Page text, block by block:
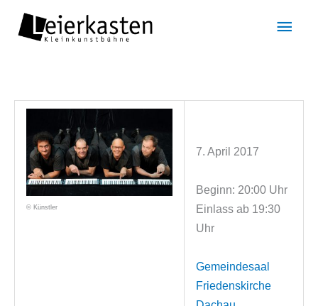
Inhalt
© Künstler
7. April 2017
Beginn: 20:00 Uhr
Einlass ab 19:30
Uhr
Gemeindesaal
Friedenskirche